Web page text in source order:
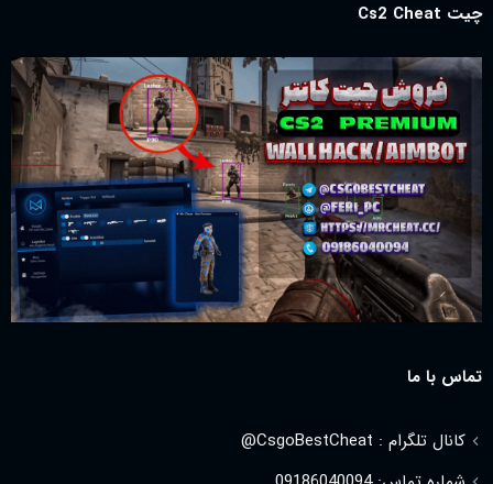
چیت Cs2 Cheat
تماس با ما
کانال تلگرام : CsgoBestCheat@